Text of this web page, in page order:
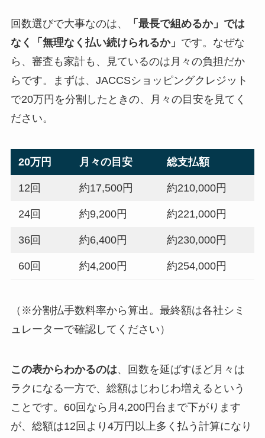
回数選びで大事なのは、
「最長で組めるか」では
なく「無理なく払い続けられるか」 です。なぜな
ら、審査も家計も、見ているのは月々の負担だか
らです。まずは、JACCSショッピングクレジット
で20万円を分割したときの、月々の目安を見てく
ださい。
20万円 月々の目安 総支払額
12回 約17,500円 約210,000円
24回 約9,200円 約221,000円
36回 約6,400円 約230,000円
60回 約4,200円 約254,000円
（※分割払手数料率から算出。最終額は各社シミ
ュレーターで確認してください）
この表からわかるのは、回数を延ばすほど月々は
ラクになる一方で、総額はじわじわ増えるという
ことです。60回なら月4,200円台まで下がります
が、総額は12回より4万円以上多く払う計算になり